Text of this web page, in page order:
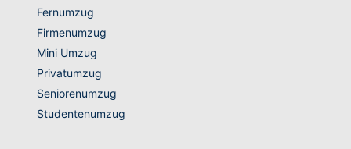
Fernumzug
Firmenumzug
Mini Umzug
Privatumzug
Seniorenumzug
Studentenumzug